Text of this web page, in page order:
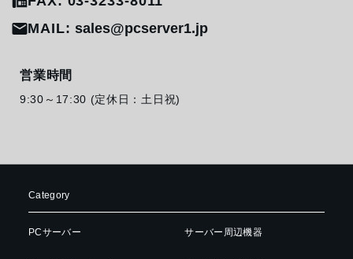
MAIL:sales@pcserver1.jp
営業時間
9:30～17:30 (定休日：土日祝)
Category
PCサーバー サーバー周辺機器